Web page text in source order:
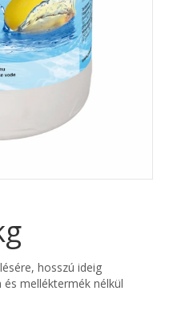
hosszú ideig
melléktermék nélkül